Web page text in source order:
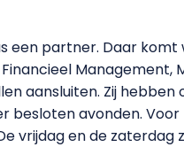
partner. Daar
Management,
aansluiten. Zij
avonden.
vrijdag en de zaterdag